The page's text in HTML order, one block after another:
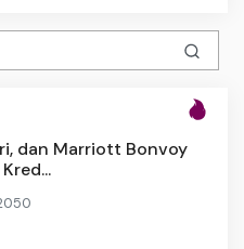
dan Marriott Bonvoy